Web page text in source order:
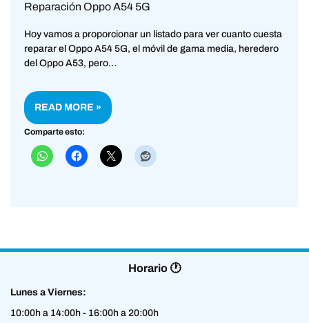
Reparación Oppo A54 5G
Hoy vamos a proporcionar un listado para ver cuanto cuesta
reparar el Oppo A54 5G, el móvil de gama media, heredero
del Oppo A53, pero…
READ MORE »
Comparte esto:
Horario 🕐
Lunes a Viernes:
10:00h a 14:00h - 16:00h a 20:00h